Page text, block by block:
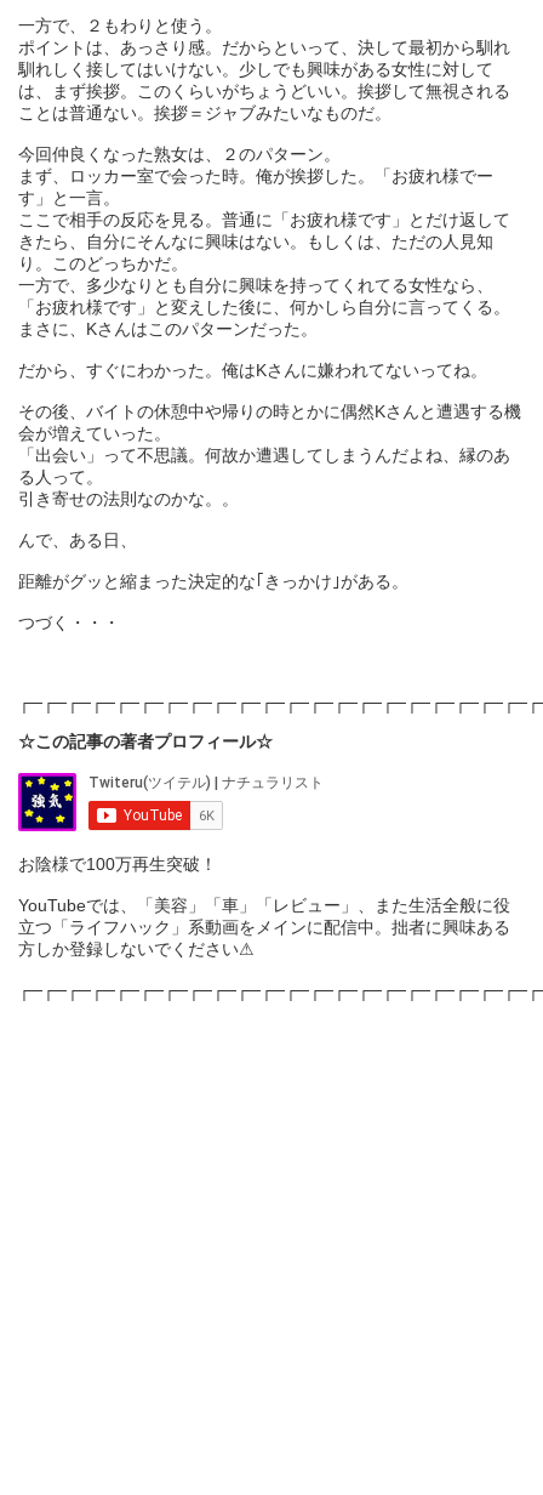
一方で、２もわりと使う。
ポイントは、あっさり感。だからといって、決して最初から馴れ
馴れしく接してはいけない。少しでも興味がある女性に対して
は、まず挨拶。このくらいがちょうどいい。挨拶して無視される
ことは普通ない。挨拶＝ジャブみたいなものだ。
今回仲良くなった熟女は、２のパターン。
まず、ロッカー室で会った時。俺が挨拶した。「お疲れ様でー
す」と一言。
ここで相手の反応を見る。普通に「お疲れ様です」とだけ返して
きたら、自分にそんなに興味はない。もしくは、ただの人見知
り。このどっちかだ。
一方で、多少なりとも自分に興味を持ってくれてる女性なら、
「お疲れ様です」と変えした後に、何かしら自分に言ってくる。
まさに、Kさんはこのパターンだった。
だから、すぐにわかった。俺はKさんに嫌われてないってね。
その後、バイトの休憩中や帰りの時とかに偶然Kさんと遭遇する機
会が増えていった。
「出会い」って不思議。何故か遭遇してしまうんだよね、縁のあ
る人って。
引き寄せの法則なのかな。。
んで、ある日、
距離がグッと縮まった決定的な｢きっかけ｣がある。
つづく・・・
☆この記事の著者プロフィール☆
お陰様で100万再生突破！
YouTubeでは、「美容」「車」「レビュー」、また生活全般に役
立つ「ライフハック」系動画をメインに配信中。拙者に興味ある
方しか登録しないでください⚠